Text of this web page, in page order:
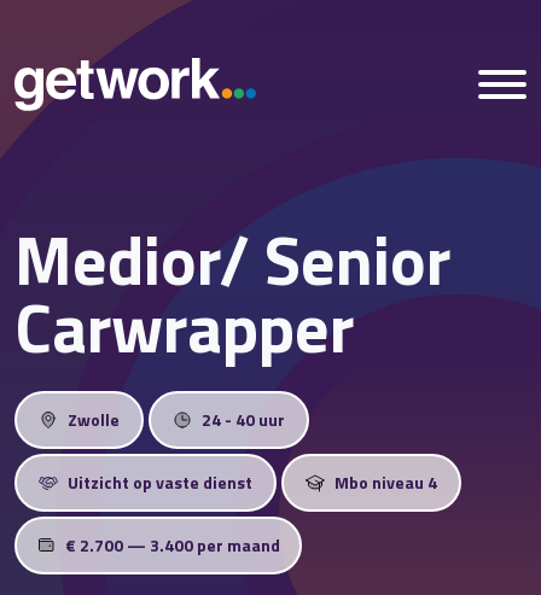
Home
Vacatures
Nieuws
Over ons
Vestigingen
Contact
Medior/ Senior
Carwrapper
Zwolle 24 - 40 uur
Uitzicht op vaste dienst Mbo niveau 4
€ 2.700 — 3.400 per maand